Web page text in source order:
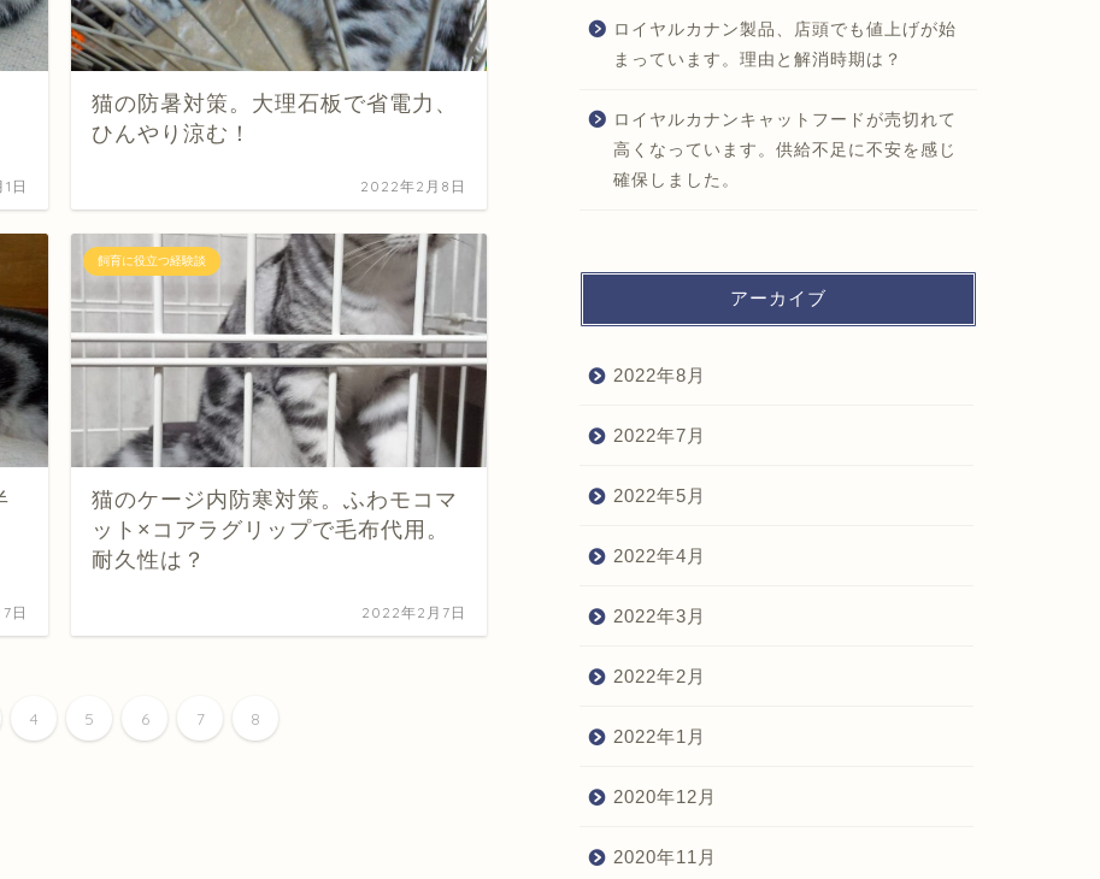
日
猫の防暑対策。大理石板で省電力、
ひんやり涼む！
2022年2月8日
日
飼育に役立つ経験談
猫のケージ内防寒対策。ふわモコマ
ット×コアラグリップで毛布代用。
耐久性は？
2022年2月7日
4 5 6 7 8
猫のケージ内防寒対策。ふわモコマ
ット×コアラグリップで毛布代用。
耐久性は？
用出来て、高所設置可能な幅のもの
ロイヤルカナン製品、店頭でも値上げが始
まっています。理由と解消時期は？
ロイヤルカナンキャットフードが売切れて
高くなっています。供給不足に不安を感じ
確保しました。
アーカイブ
2022年8月
2022年7月
2022年5月
2022年4月
2022年3月
2022年2月
2022年1月
2020年12月
2020年11月